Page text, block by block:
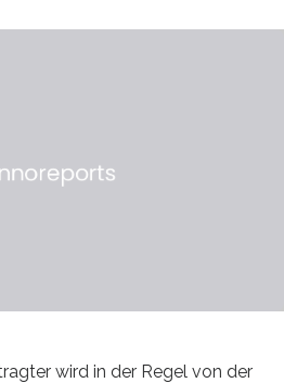
wird in der Regel von der